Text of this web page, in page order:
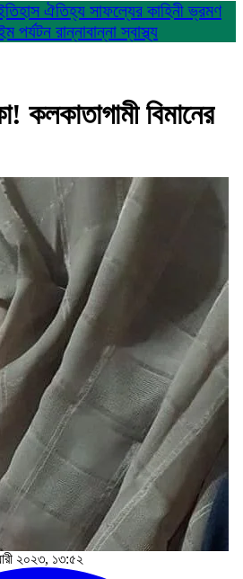
ঐতিহ্য সাফল্যের কাহিনীভ্রমণ
পর্যটন রান্নাবান্নাস্বাস্থ্য
কলকাতাগামী বিমানের
২০২৩, ১৩:৫২